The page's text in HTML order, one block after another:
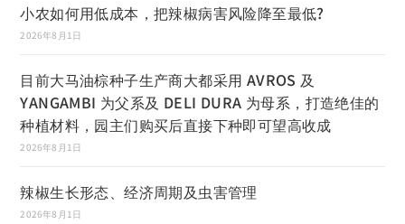
小农如何用低成本，把辣椒病害风险降至最低?
2026年8月1日
目前大马油棕种子生产商大都采用 AVROS 及
YANGAMBI 为父系及 DELI DURA 为母系，打造绝佳的
种植材料，园主们购买后直接下种即可望高收成
2026年8月1日
辣椒生长形态、经济周期及虫害管理
2026年8月1日